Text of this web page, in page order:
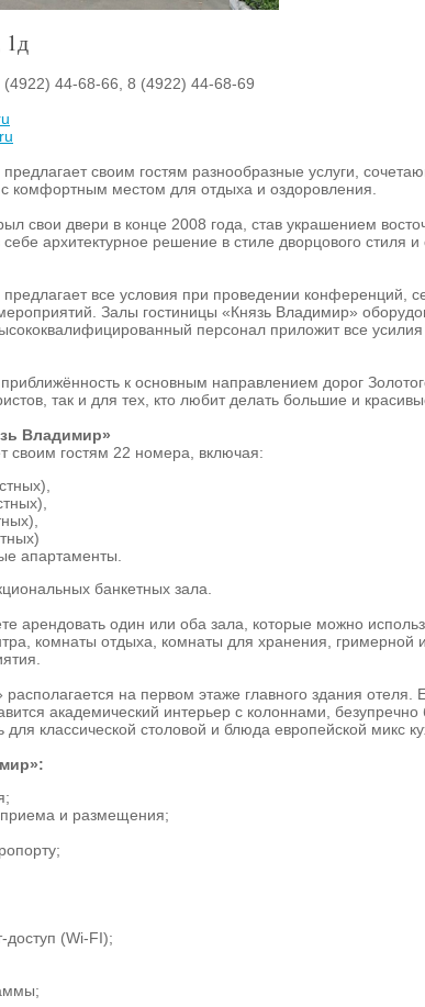
1д
44-68-66, 8 (4922) 44-68-69
своим гостям разнообразные услуги,
комфортным местом для отдыха и оздоровления.
свои двери в конце 2008 года, став украшением
архитектурное решение в стиле дворцового стиля
все условия при проведении конференций,
Залы гостиницы «Князь Владимир»
персонал приложит все
к основным направлением дорог
так и для тех, кто любит делать большие и
Владимир»
своим гостям 22 номера, включая:
апартаменты.
банкетных зала.
арендовать один или оба зала, которые можно
комнаты отдыха, комнаты для хранения, гримерной
на первом этаже главного здания отеля.
академический интерьер с колоннами,
для классической столовой и блюда европейской микс
приема и размещения;
доступ (Wi-FI);